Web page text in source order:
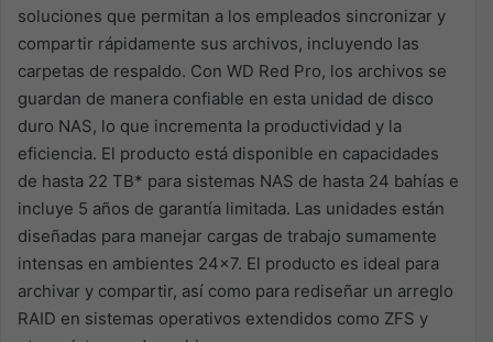
soluciones que permitan a los empleados sincronizar y
compartir rápidamente sus archivos, incluyendo las
carpetas de respaldo. Con WD Red Pro, los archivos se
guardan de manera confiable en esta unidad de disco
duro NAS, lo que incrementa la productividad y la
eficiencia. El producto está disponible en capacidades
de hasta 22 TB* para sistemas NAS de hasta 24 bahías e
incluye 5 años de garantía limitada. Las unidades están
diseñadas para manejar cargas de trabajo sumamente
intensas en ambientes 24×7. El producto es ideal para
archivar y compartir, así como para rediseñar un arreglo
RAID en sistemas operativos extendidos como ZFS y